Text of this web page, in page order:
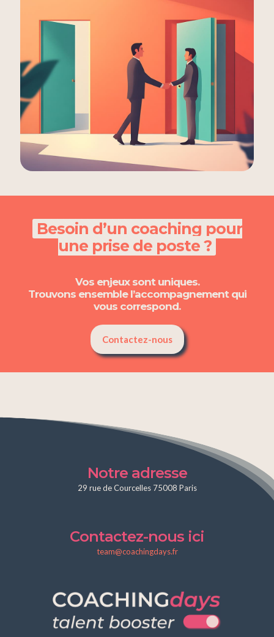
Besoin d’un coaching pour
une prise de poste ?
Vos enjeux sont uniques.
Trouvons ensemble l’accompagnement qui
vous correspond.
Contactez-nous
Notre adresse
29 rue de Courcelles 75008 Paris
Contactez-nous ici
team@coachingdays.fr